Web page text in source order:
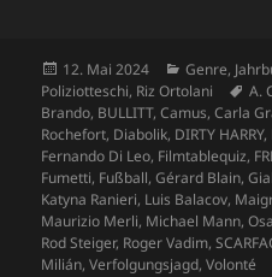
Veröffentlicht
am
12. Mai 2024 Kategorien
Genre,
Poliziotteschi, Riz Ortolani A.
Brando, BULLITT,Camus,Carla
Rochefort, Diabolik, DIRTY HARRY,
Fernando Di Leo, Filmtablequiz,
Fumetti, Fußball,Gérard Blain,
Katyna Ranieri, Luis Balacov,
Maurizio Merli, Michael Mann,
Rod Steiger, Roger Vadim,
Milián,Verfolgungsjagd,Volonté